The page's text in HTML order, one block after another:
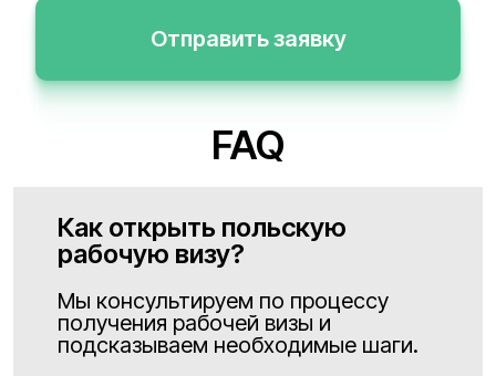
Отправить заявку
FAQ
Как открыть польскую
рабочую визу?
Мы консультируем по процессу
получения рабочей визы и
подсказываем необходимые шаги.